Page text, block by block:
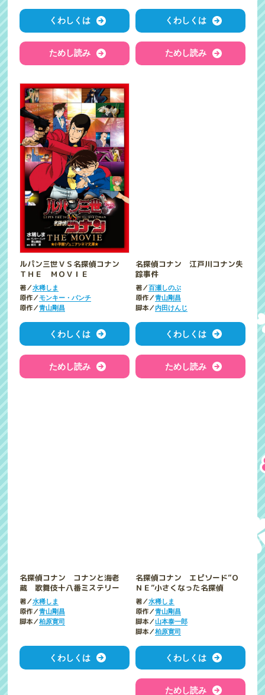
くわしくは
ためし読み
くわしくは
ためし読み
ルパン三世ＶＳ名探偵コナン
ＴＨＥ ＭＯＶＩＥ
著／水稀しま
原作／モンキー・パンチ
原作／青山剛昌
くわしくは
ためし読み
名探偵コナン 江戸川コナン失
踪事件
著／百瀬しのぶ
原作／青山剛昌
脚本／内田けんじ
くわしくは
ためし読み
名探偵コナン コナンと海老
蔵 歌舞伎十八番ミステリー
著／水稀しま
原作／青山剛昌
脚本／柏原寛司
くわしくは
名探偵コナン エピソード”Ｏ
ＮＥ”小さくなった名探偵
著／水稀しま
原作／青山剛昌
脚本／山本泰一郎
脚本／柏原寛司
くわしくは
ためし読み